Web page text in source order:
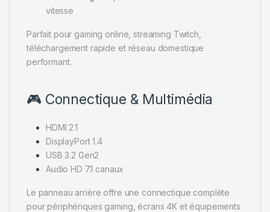
vitesse
Parfait pour gaming online, streaming Twitch,
téléchargement rapide et réseau domestique
performant.
🎮 Connectique & Multimédia
HDMI 2.1
DisplayPort 1.4
USB 3.2 Gen2
Audio HD 7.1 canaux
Le panneau arrière offre une connectique complète
pour périphériques gaming, écrans 4K et équipements